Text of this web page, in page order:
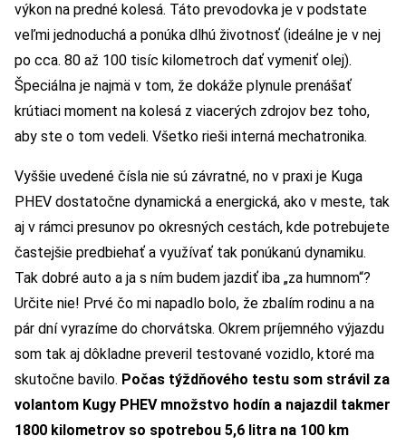
výkon na predné kolesá. Táto prevodovka je v podstate
veľmi jednoduchá a ponúka dlhú životnosť (ideálne je v nej
po cca. 80 až 100 tisíc kilometroch dať vymeniť olej).
Špeciálna je najmä v tom, že dokáže plynule prenášať
krútiaci moment na kolesá z viacerých zdrojov bez toho,
aby ste o tom vedeli. Všetko rieši interná mechatronika.
Vyššie uvedené čísla nie sú závratné, no v praxi je Kuga
PHEV dostatočne dynamická a energická, ako v meste, tak
aj v rámci presunov po okresných cestách, kde potrebujete
častejšie predbiehať a využívať tak ponúkanú dynamiku.
Tak dobré auto a ja s ním budem jazdiť iba „za humnom“?
Určite nie! Prvé čo mi napadlo bolo, že zbalím rodinu a na
pár dní vyrazíme do chorvátska. Okrem príjemného výjazdu
som tak aj dôkladne preveril testované vozidlo, ktoré ma
skutočne bavilo. Počas týždňového testu som strávil za
volantom Kugy PHEV množstvo hodín a najazdil takmer
1800 kilometrov so spotrebou 5,6 litra na 100 km